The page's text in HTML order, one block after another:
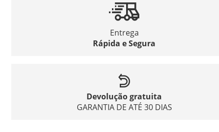
Entrega
Rápida e Segura
Devolução gratuita
GARANTIA DE ATÉ 30 DIAS